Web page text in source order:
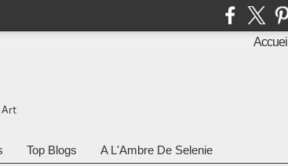
Accueil
Art
Top Blogs A L'Ambre De Selenie